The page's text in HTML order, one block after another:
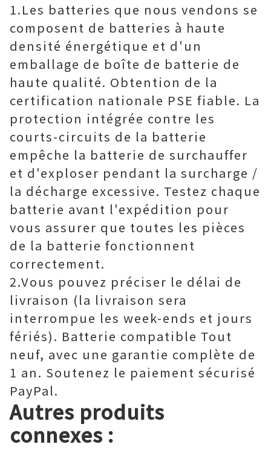
1.Les batteries que nous vendons se
composent de batteries à haute
densité énergétique et d'un
emballage de boîte de batterie de
haute qualité. Obtention de la
certification nationale PSE fiable. La
protection intégrée contre les
courts-circuits de la batterie
empêche la batterie de surchauffer
et d'exploser pendant la surcharge /
la décharge excessive. Testez chaque
batterie avant l'expédition pour
vous assurer que toutes les pièces
de la batterie fonctionnent
correctement.
2.Vous pouvez préciser le délai de
livraison (la livraison sera
interrompue les week-ends et jours
fériés). Batterie compatible Tout
neuf, avec une garantie complète de
1 an. Soutenez le paiement sécurisé
PayPal.
Autres produits
connexes :